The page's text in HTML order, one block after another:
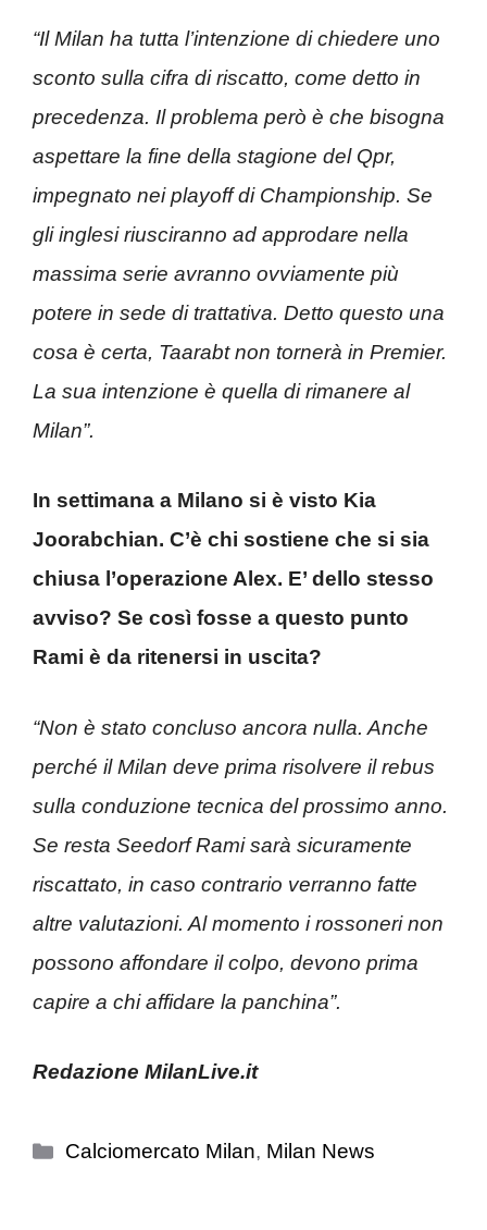
“Il Milan ha tutta l’intenzione di chiedere uno
sconto sulla cifra di riscatto, come detto in
precedenza. Il problema però è che bisogna
aspettare la fine della stagione del Qpr,
impegnato nei playoff di Championship. Se
gli inglesi riusciranno ad approdare nella
massima serie avranno ovviamente più
potere in sede di trattativa. Detto questo una
cosa è certa, Taarabt non tornerà in Premier.
La sua intenzione è quella di rimanere al
Milan”.
In settimana a Milano si è visto Kia
Joorabchian. C’è chi sostiene che si sia
chiusa l’operazione Alex. E’ dello stesso
avviso? Se così fosse a questo punto
Rami è da ritenersi in uscita?
“Non è stato concluso ancora nulla. Anche
perché il Milan deve prima risolvere il rebus
sulla conduzione tecnica del prossimo anno.
Se resta Seedorf Rami sarà sicuramente
riscattato, in caso contrario verranno fatte
altre valutazioni. Al momento i rossoneri non
possono affondare il colpo, devono prima
capire a chi affidare la panchina”.
Redazione MilanLive.it
Categorie
Calciomercato Milan, Milan News